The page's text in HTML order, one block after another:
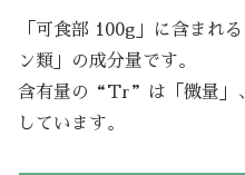
「可食部 100g」に含まれ
ン類」の成分量です。
含有量の“Tr”は「微量」
しています。